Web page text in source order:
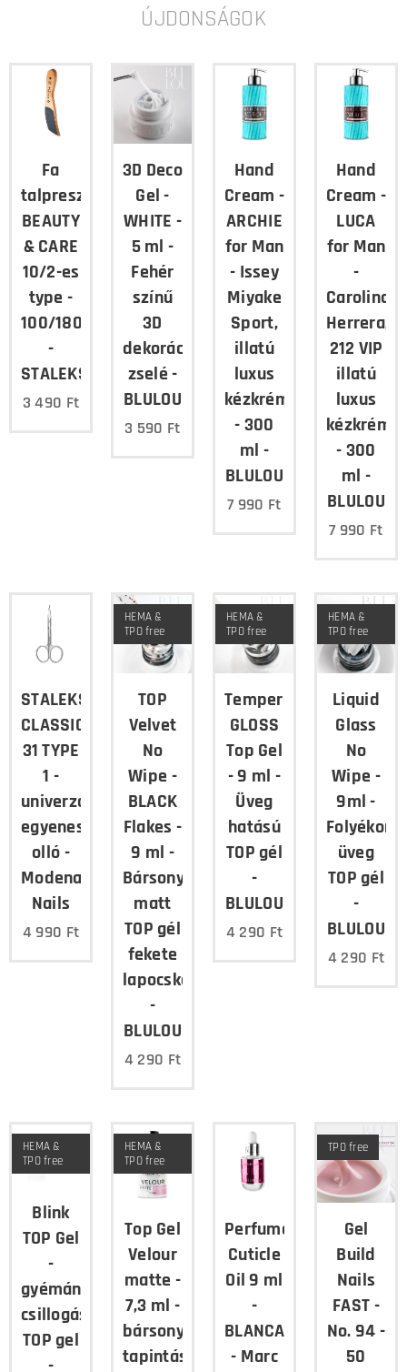
ÚJDONSÁGOK
Fa
talpreszelő
BEAUTY
& CARE
10/2-es
type -
100/180
-
STALEKS
3 490 Ft
3D Deco
Gel -
WHITE -
5 ml -
Fehér
színű
3D
dekorációs
zselé -
BLULOU
3 590 Ft
Hand
Cream -
ARCHIE
for Man
- Issey
Miyake
Sport,
illatú
luxus
kézkrém
- 300
ml -
BLULOU
7 990 Ft
Hand
Cream -
LUCA
for Man
-
Carolina
Herrera,
212 VIP
illatú
luxus
kézkrém
- 300
ml -
BLULOU
7 990 Ft
STALEKS
CLASSIC
31 TYPE
1 -
univerzális
egyenes
olló -
Modena
Nails
4 990 Ft
TOP
Velvet
No
Wipe -
BLACK
Flakes -
9 ml -
Bársonyos
matt
TOP gél
fekete
lapocskákkal
-
BLULOU
HEMA &
TPO free
4 290 Ft
Tempered
GLOSS
Top Gel
- 9 ml -
Üveg
hatású
TOP gél
-
BLULOU
HEMA &
TPO free
4 290 Ft
Liquid
Glass
No
Wipe -
9ml -
Folyékony
üveg
TOP gél
-
BLULOU
HEMA &
TPO free
4 290 Ft
Blink
TOP Gel
-
gyémánt
csillogású
TOP gel
-
HEMA &
TPO free
Top Gel
Velour
matte -
7,3 ml -
bársony
tapintású
HEMA &
TPO free
Perfumed
Cuticle
Oil 9 ml
-
BLANCA
- Marc
Gel
Build
Nails
FAST -
No. 94 -
50
TPO free